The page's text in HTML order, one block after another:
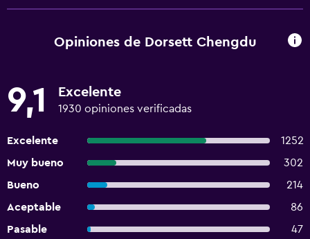
Opiniones de Dorsett Chengdu
9,1 Excelente
1930 opiniones verificadas
Excelente
1252
Muy bueno
302
Bueno
214
Aceptable
86
Pasable
47